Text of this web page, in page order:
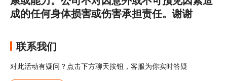
成的任何身体损害或伤害承担责任。谢谢
联系我们
对此活动有疑问？点击下方聊天按钮，客服为你实时答疑